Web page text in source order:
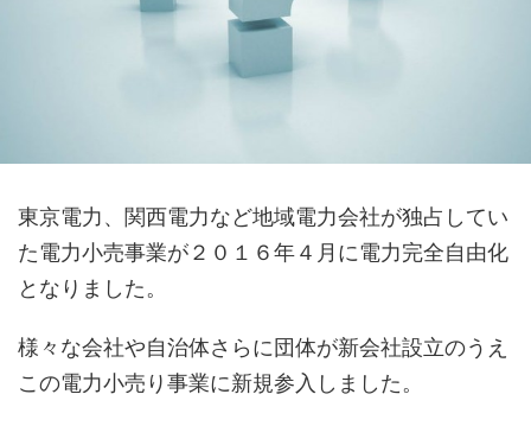
東京電力、関西電力など地域電力会社が独占してい
た電力小売事業が２０１６年４月に電力完全自由化
となりました。
様々な会社や自治体さらに団体が新会社設立のうえ
この電力小売り事業に新規参入しました。